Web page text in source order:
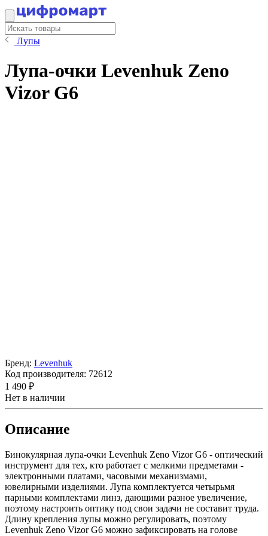
Лупы
Лупа-очки Levenhuk Zeno
Vizor G6
Бренд: Levenhuk
Код производителя: 72612
1 490 ₽
Нет в наличии
Описание
Бинокулярная лупа-очки Levenhuk Zeno Vizor G6 - оптический
инструмент для тех, кто работает с мелкими предметами -
электронными платами, часовыми механизмами,
ювелирными изделиями. Лупа комплектуется четырьмя
парными комплектами линз, дающими разное увеличение,
поэтому настроить оптику под свои задачи не составит труда.
Длину крепления лупы можно регулировать, поэтому
Levenhuk Zeno Vizor G6 можно зафиксировать на голове